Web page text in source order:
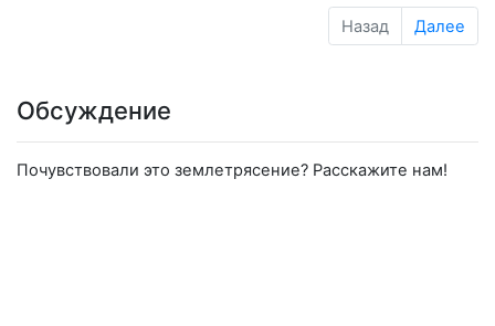
Назад Далее
Обсуждение
Почувствовали это землетрясение? Расскажите нам!